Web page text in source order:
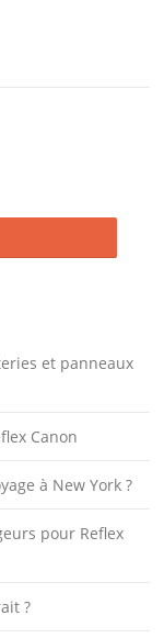
et panneaux
Canon
à New York ?
pour Reflex
?